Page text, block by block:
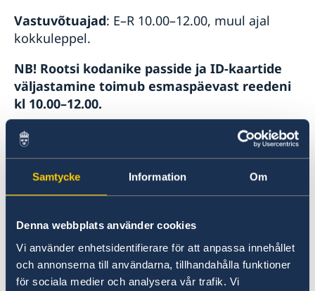
Samtycke Information Om
Denna webbplats använder cookies
Vi använder enhetsidentifierare för att anpassa innehållet
och annonserna till användarna, tillhandahålla funktioner
för sociala medier och analysera vår trafik. Vi
Vastuvõtuajad: E–R 10.00–12.00, muul ajal
kokkuleppel.
NB! Rootsi kodanike passide ja ID-kaartide
väljastamine toimub esmaspäevast reedeni
kl 10.00–12.00.
Jälgige saatkonda sotsiaalmeedias:
Facebook
Instagram
Puhkepäevad
Saatkond on suletud järgmistel riigipühadel ja
vabadel päevadel 2026. aastal: